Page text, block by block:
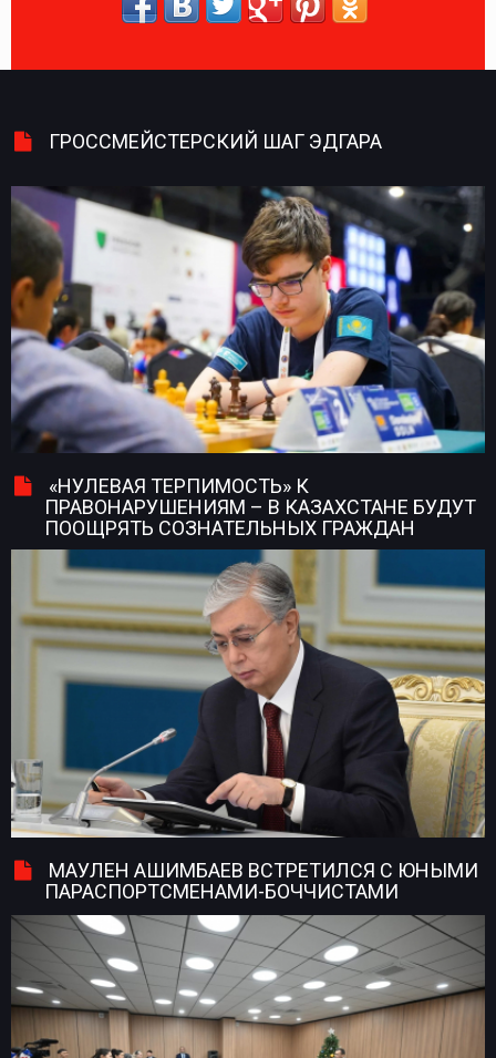
ГРОССМЕЙСТЕРСКИЙ ШАГ ЭДГАРА
«НУЛЕВАЯ ТЕРПИМОСТЬ» К
ПРАВОНАРУШЕНИЯМ – В КАЗАХСТАНЕ БУДУТ
ПООЩРЯТЬ СОЗНАТЕЛЬНЫХ ГРАЖДАН
МАУЛЕН АШИМБАЕВ ВСТРЕТИЛСЯ С ЮНЫМИ
ПАРАСПОРТСМЕНАМИ-БОЧЧИСТАМИ